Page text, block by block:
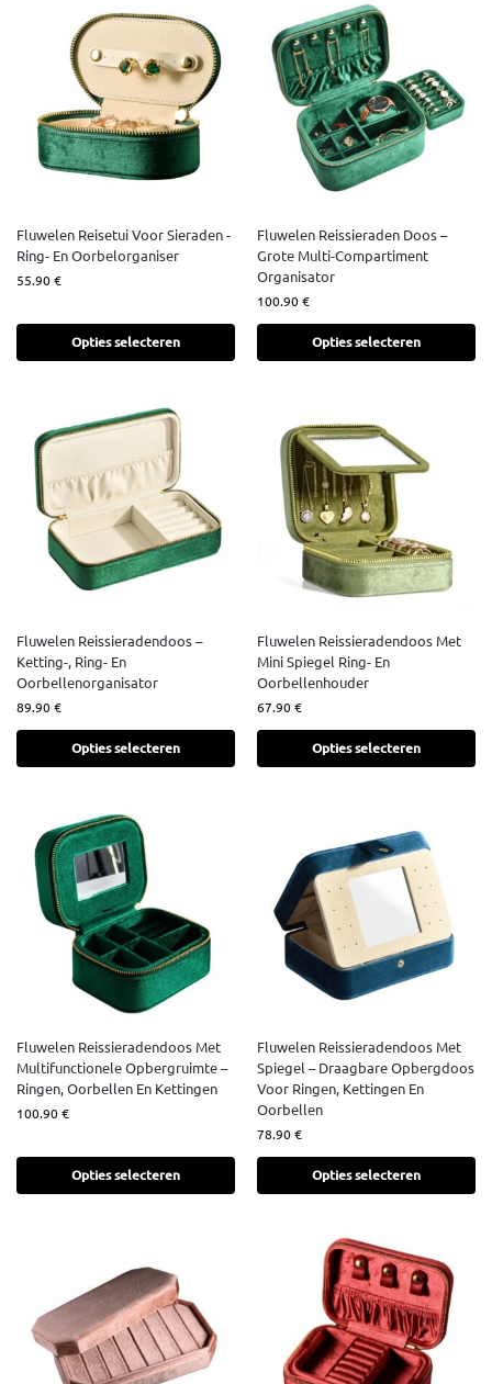
Fluwelen Reisetui Voor Sieraden -
Ring- En Oorbelorganiser
55.90€
Opties selecteren
Fluwelen Reissieraden Doos –
Grote Multi-Compartiment
Organisator
100.90€
Opties selecteren
Fluwelen Reissieradendoos –
Ketting-, Ring- En
Oorbellenorganisator
89.90€
Opties selecteren
Fluwelen Reissieradendoos Met
Mini Spiegel Ring- En
Oorbellenhouder
67.90€
Opties selecteren
Fluwelen Reissieradendoos Met
Multifunctionele Opbergruimte –
Ringen, Oorbellen En Kettingen
100.90€
Opties selecteren
Fluwelen Reissieradendoos Met
Spiegel – Draagbare Opbergdoos
Voor Ringen, Kettingen En
Oorbellen
78.90€
Opties selecteren